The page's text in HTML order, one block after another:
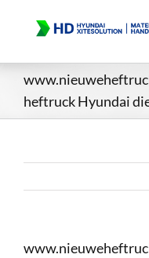
inhoud
heftruck Hyundai